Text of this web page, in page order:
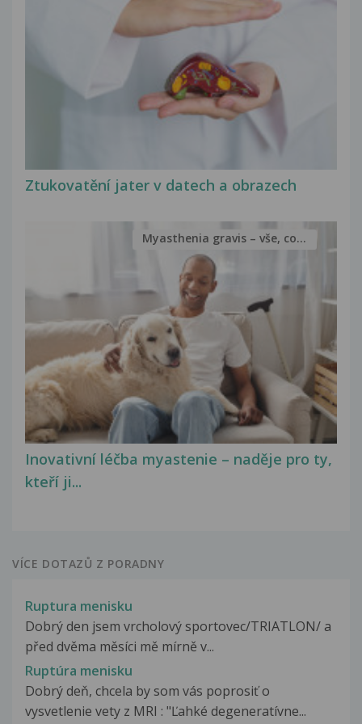
Ztukovatění jater v datech a obrazech
Inovativní léčba myastenie – naděje pro ty,
kteří ji...
Myasthenia gravis – vše, co...
VÍCE DOTAZŮ Z PORADNY
Ruptura menisku
Dobrý den jsem vrcholový sportovec/TRIATLON/ a
před dvěma měsíci mě mírně v...
Ruptúra menisku
Dobrý deň, chcela by som vás poprosiť o
vysvetlenie vety z MRI : "Ľahké degeneratívne...